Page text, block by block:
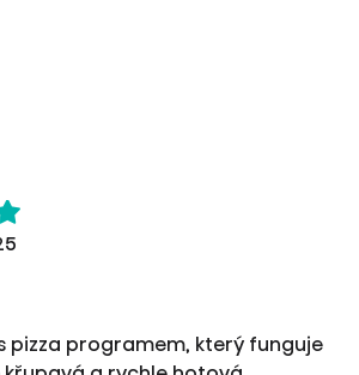
pizza programem, který funguje